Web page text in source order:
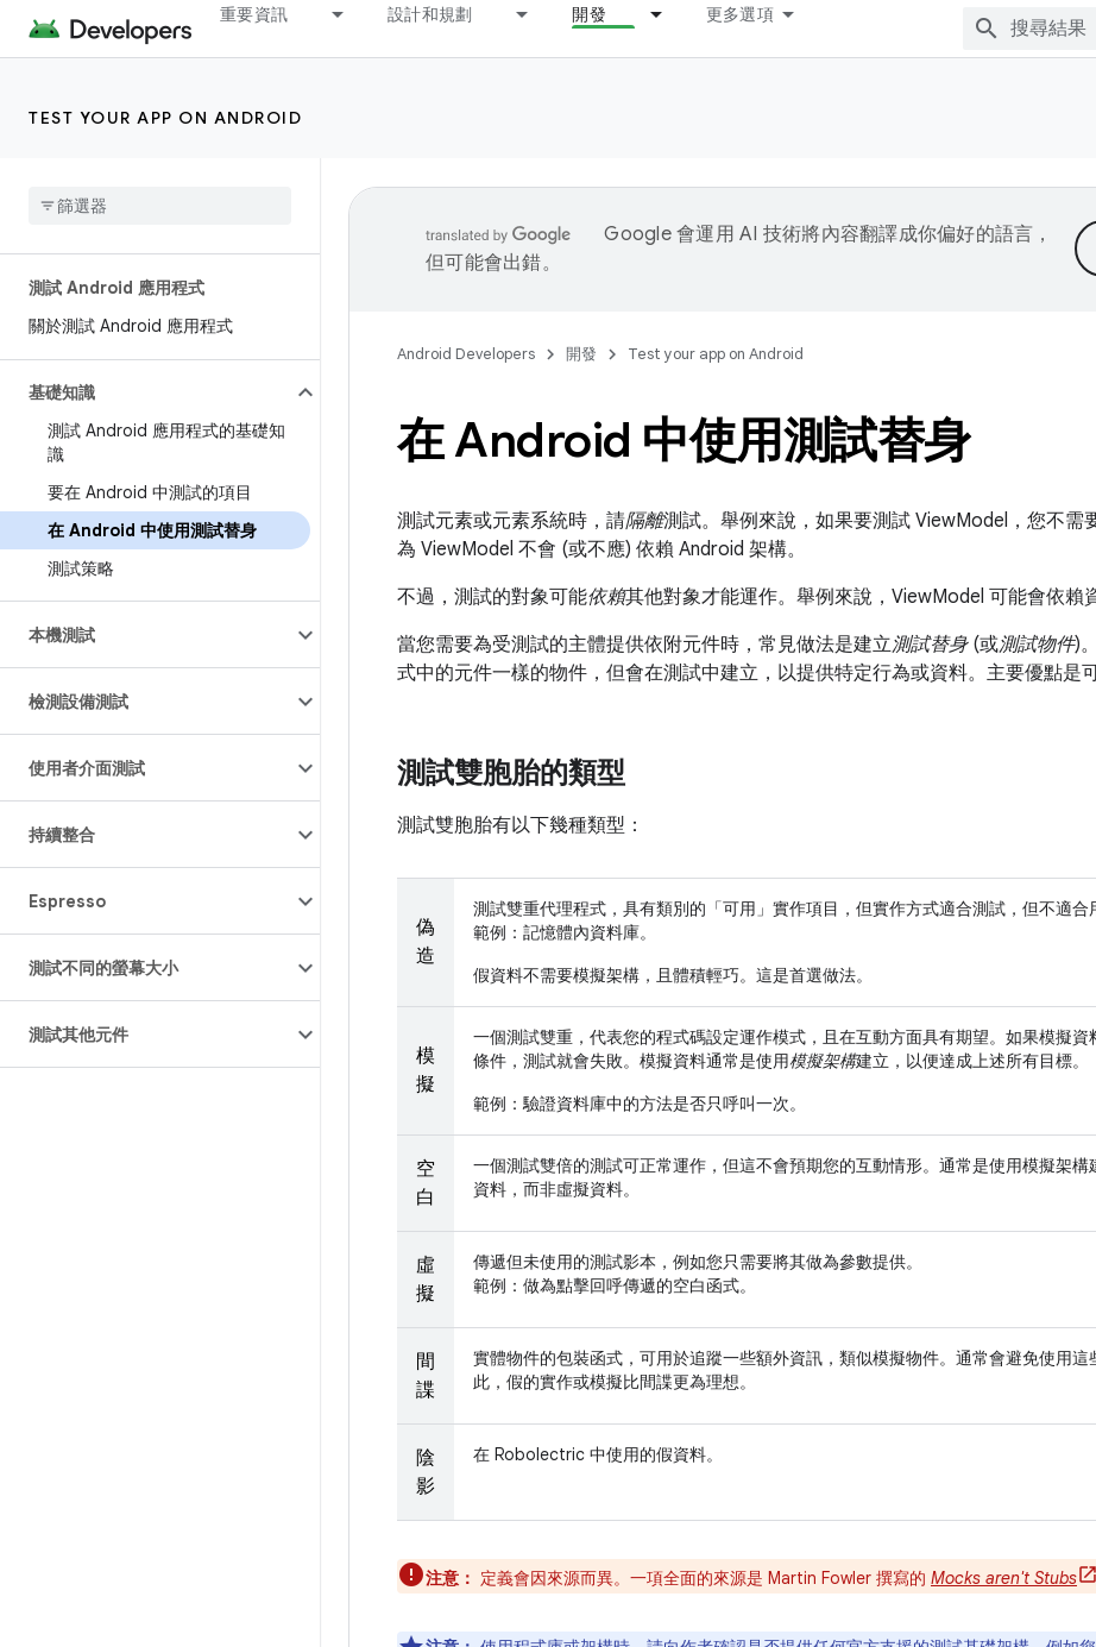
重要資訊 設計和規劃 開發 更多選項
TEST YOUR APP ON ANDROID
測試 Android 應用程式
關於測試 Android 應用程式
基礎知識
測試 Android 應用程式的基礎知
識
要在 Android 中測試的項目
在 Android 中使用測試替身
測試策略
本機測試
檢測設備測試
使用者介面測試
持續整合
Espresso
測試不同的螢幕大小
測試其他元件
Google 會運用 AI 技術將內容翻譯成你偏好的語言，
但可能會出錯。
Android Developers 開發 Test your app on Android
在 Android 中使用測試替身
測試元素或元素系統時，請隔離測試。舉例來說，如果要測試 ViewModel，您不需
為 ViewModel 不會 (或不應) 依賴 Android 架構。
不過，測試的對象可能依賴其他對象才能運作。舉例來說，ViewModel 可能會依賴
當您需要為受測試的主體提供依附元件時，常見做法是建立測試替身(或測試物件)
式中的元件一樣的物件，但會在測試中建立，以提供特定行為或資料。主要優點是
測試雙胞胎的類型
測試雙胞胎有以下幾種類型：
偽
造
測試雙重代理程式，具有類別的「可用」實作項目，但實作方式適合測試，但不適合
範例：記憶體內資料庫。
假資料不需要模擬架構，且體積輕巧。這是首選做法。
模
擬
一個測試雙重，代表您的程式碼設定運作模式，且在互動方面具有期望。如果模擬
條件，測試就會失敗。模擬資料通常是使用模擬架構建立，以便達成上述所有目標。
範例：驗證資料庫中的方法是否只呼叫一次。
空
白
一個測試雙倍的測試可正常運作，但這不會預期您的互動情形。通常是使用模擬架
資料，而非虛擬資料。
虛
擬
傳遞但未使用的測試影本，例如您只需要將其做為參數提供。
範例：做為點擊回呼傳遞的空白函式。
間
諜
實體物件的包裝函式，可用於追蹤一些額外資訊，類似模擬物件。通常會避免使用
此，假的實作或模擬比間諜更為理想。
陰
影
在 Robolectric 中使用的假資料。
注意： 定義會因來源而異。一項全面的來源是 Martin Fowler 撰寫的 Mocks aren't Stubs